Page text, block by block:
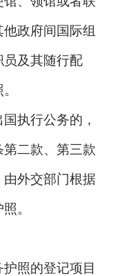
政府间国际组
及其随行配
执行公务的，
二款、第三款
外交部门根据
。
照的登记项目